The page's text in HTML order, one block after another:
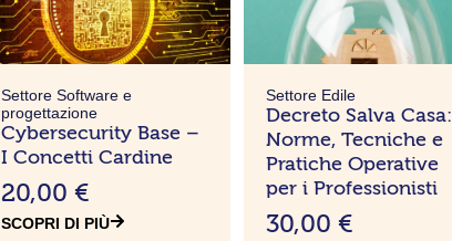
Settore Software e
progettazione
Cybersecurity Base –
I Concetti Cardine
20,00 €
SCOPRI DI PIÙ
Settore Edile
Decreto Salva Casa:
Norme, Tecniche e
Pratiche Operative
per i Professionisti
30,00 €